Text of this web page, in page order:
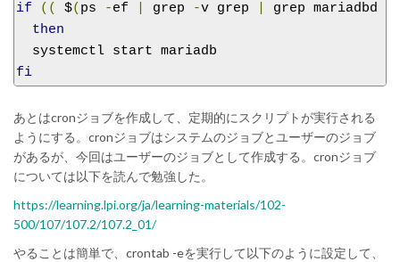
if (( $( ps -ef grep -v grep grep mariadbd
then
fi
あとはcronジョブを作成して、定期的にスクリプトが実行される
ようにする。cronジョブはシステムのジョブとユーザーのジョブ
があるが、今回はユーザーのジョブとして作成する。cronジョブ
については以下を読んで勉強した。
https://learning.lpi.org/ja/learning-materials/102-
500/107/107.2/107.2_01/
やることは簡単で、crontab -eを実行して以下のように設定して、